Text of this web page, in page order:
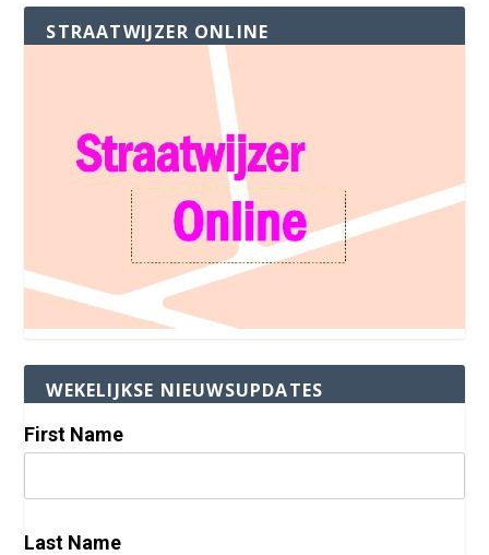
STRAATWIJZER ONLINE
WEKELIJKSE NIEUWSUPDATES
First Name
Last Name